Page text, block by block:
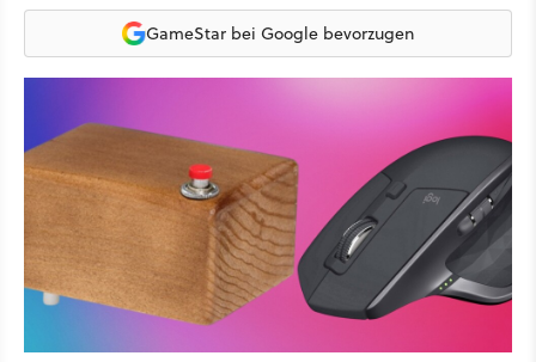
GameStar bei Google bevorzugen